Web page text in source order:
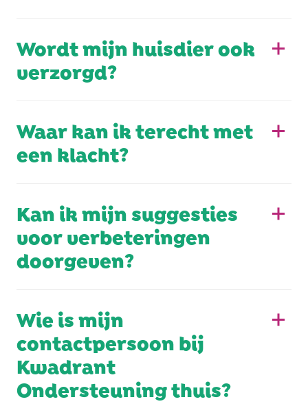
Wordt mijn huisdier ook
verzorgd?
Waar kan ik terecht met
een klacht?
Kan ik mijn suggesties
voor verbeteringen
doorgeven?
Wie is mijn
contactpersoon bij
Kwadrant
Ondersteuning thuis?